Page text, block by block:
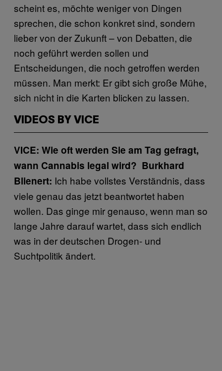
scheint es, möchte weniger von Dingen
sprechen, die schon konkret sind, sondern
lieber von der Zukunft – von Debatten, die
noch geführt werden sollen und
Entscheidungen, die noch getroffen werden
müssen. Man merkt: Er gibt sich große Mühe,
sich nicht in die Karten blicken zu lassen.
VIDEOS BY VICE
VICE: Wie oft werden Sie am Tag gefragt,
wann Cannabis legal wird? Burkhard
Blienert: Ich habe vollstes Verständnis, dass
viele genau das jetzt beantwortet haben
wollen. Das ginge mir genauso, wenn man so
lange Jahre darauf wartet, dass sich endlich
was in der deutschen Drogen- und
Suchtpolitik ändert.